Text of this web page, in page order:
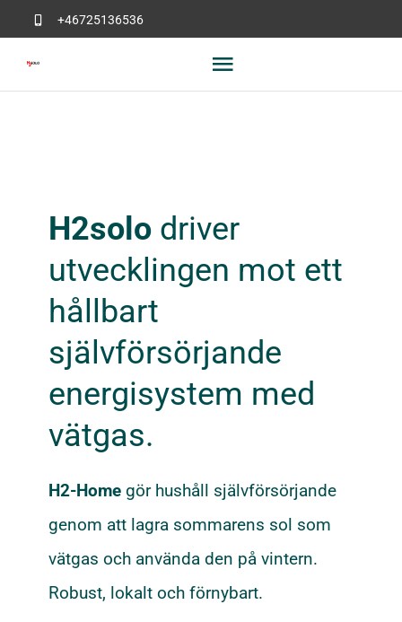
+46725136536
Toggle
H2solodriver
utvecklingen mot ett
hållbart
självförsörjande
energisystem med
vätgas.
H2-Homegör hushåll självförsörjande
genom att lagra sommarens sol som
vätgas och använda den på vintern.
Robust, lokalt och förnybart.